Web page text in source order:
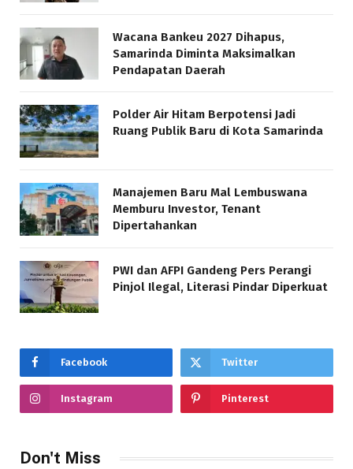
Wacana Bankeu 2027 Dihapus,
Samarinda Diminta Maksimalkan
Pendapatan Daerah
Polder Air Hitam Berpotensi Jadi
Ruang Publik Baru di Kota Samarinda
Manajemen Baru Mal Lembuswana
Memburu Investor, Tenant
Dipertahankan
PWI dan AFPI Gandeng Pers Perangi
Pinjol Ilegal, Literasi Pindar Diperkuat
Facebook Twitter
Instagram Pinterest
Don't Miss